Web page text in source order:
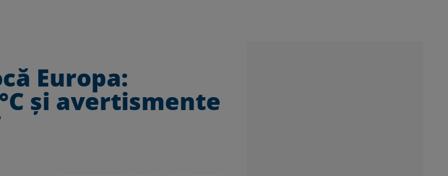
Europa:
și avertismente